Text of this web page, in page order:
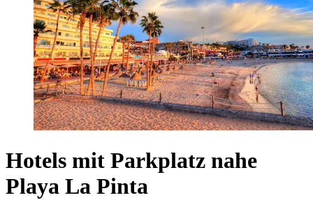
Hotels mit Parkplatz nahe
Playa La Pinta